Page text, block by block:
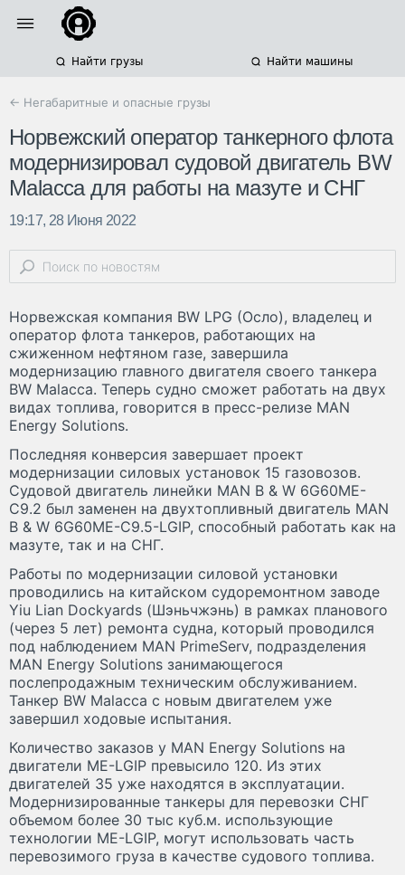
Найти грузы Найти машины
← Негабаритные и опасные грузы
Норвежский оператор танкерного флота
модернизировал судовой двигатель BW
Malacca для работы на мазуте и СНГ
19:17, 28 Июня 2022
Норвежская компания BW LPG (Осло), владелец и
оператор флота танкеров, работающих на
сжиженном нефтяном газе, завершила
модернизацию главного двигателя своего танкера
BW Malacca. Теперь судно сможет работать на двух
видах топлива, говорится в пресс-релизе MAN
Energy Solutions.
Последняя конверсия завершает проект
модернизации силовых установок 15 газовозов.
Судовой двигатель линейки MAN B & W 6G60ME-
C9.2 был заменен на двухтопливный двигатель MAN
B & W 6G60ME-C9.5-LGIP, способный работать как на
мазуте, так и на СНГ.
Работы по модернизации силовой установки
проводились на китайском судоремонтном заводе
Yiu Lian Dockyards (Шэньчжэнь) в рамках планового
(через 5 лет) ремонта судна, который проводился
под наблюдением MAN PrimeServ, подразделения
MAN Energy Solutions занимающегося
послепродажным техническим обслуживанием.
Танкер BW Malacca с новым двигателем уже
завершил ходовые испытания.
Количество заказов у MAN Energy Solutions на
двигатели ME-LGIP превысило 120. Из этих
двигателей 35 уже находятся в эксплуатации.
Модернизированные танкеры для перевозки СНГ
объемом более 30 тыс куб.м. использующие
технологии ME-LGIP, могут использовать часть
перевозимого груза в качестве судового топлива.